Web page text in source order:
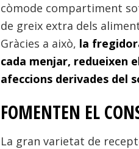
còmode compartiment
de greix extra dels
Gràcies a això, la
cada menjar, redueixen
afeccions derivades del
FOMENTEN EL
La gran varietat de